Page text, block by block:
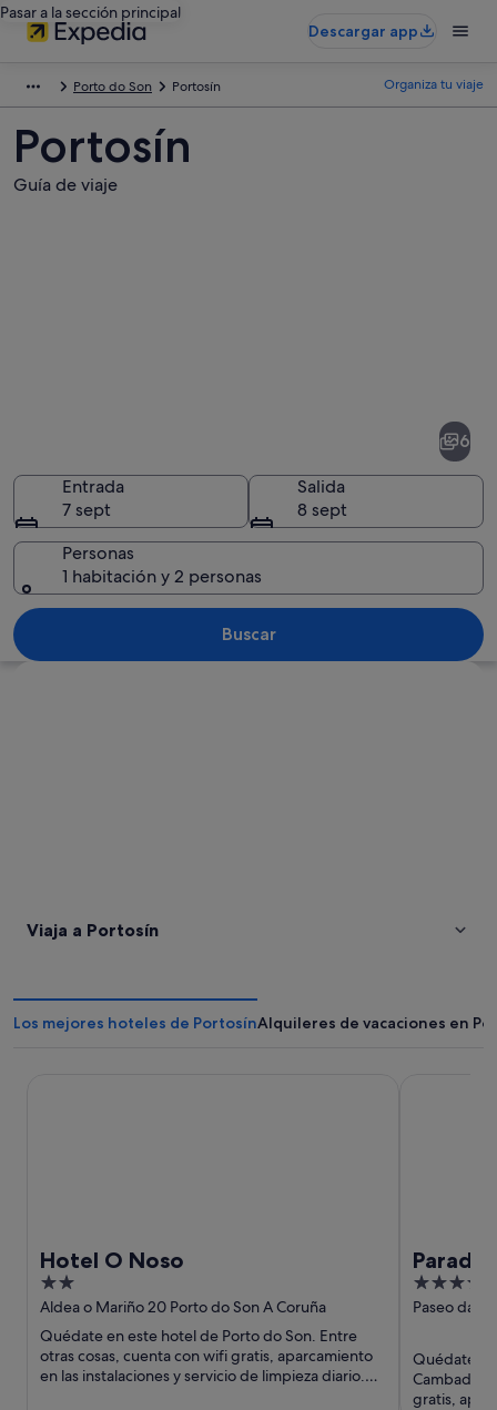
Pasar a la sección principal
Descargar app
Porto do Son Portosín Organiza tu viaje
Portosín
Guía de viaje
Un puerto deportivo con numerosas
6
Entrada
7 sept
Salida
8 sept
Personas
1 habitación y 2 personas
Buscar
Viaja a Portosín
Los mejores hoteles de PortosínAlquileres de vacaciones en
Hotel O Noso
2
out
of
5
Aldea o Mariño 20 Porto do Son A Coruña
Quédate en este hotel de Porto do Son. Entre
otras cosas, cuenta con wifi gratis, aparcamiento
en las instalaciones y servicio de limpieza diario.
4
out
5
Paseo da
Quédate
Cambados.
gratis,